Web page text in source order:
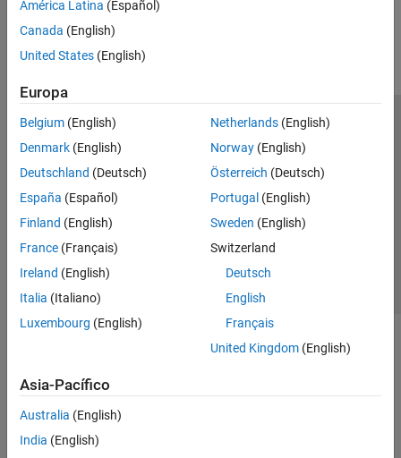
América Latina (Español)
Canada (English)
United States (English)
Europa
Belgium (English)
Denmark (English)
Deutschland (Deutsch)
España (Español)
Finland (English)
France (Français)
Ireland (English)
Italia (Italiano)
Luxembourg (English)
Netherlands(English)
Norway(English)
Österreich (Deutsch)
Portugal (English)
Sweden (English)
Switzerland
Deutsch
English
Français
United Kingdom(English)
Asia-Pacífico
Australia (English)
India (English)
Centro de confianza
Marcas comerciales
Política de privacidad
Antipiratería
Estado de las aplicaciones
Información de contacto
© 1994-2026 The MathWorks, Inc.
Seleccione un país/